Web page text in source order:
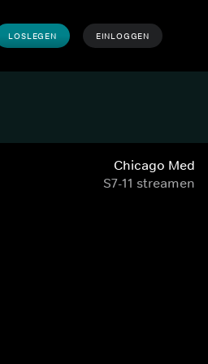
LOSLEGEN EINLOGGEN
Chicago Med
S7-11 streamen